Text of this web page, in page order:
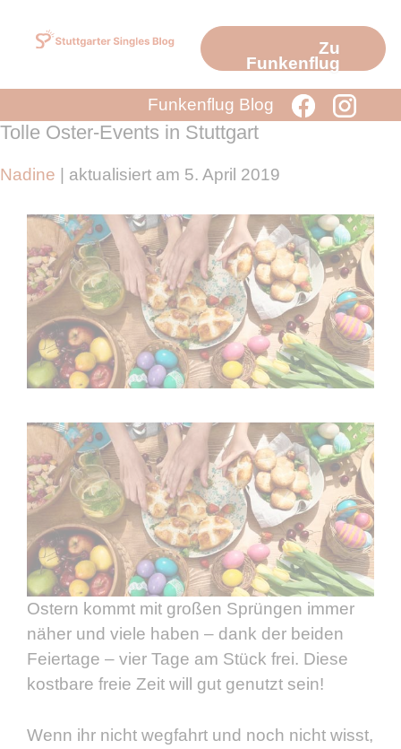
Inhalt
Zu
Funkenflug
Funkenflug Blog
Tolle Oster-Events in Stuttgart
Nadine | aktualisiert am 5. April 2019
Ostern kommt mit großen Sprüngen immer
näher und viele haben – dank der beiden
Feiertage – vier Tage am Stück frei. Diese
kostbare freie Zeit will gut genutzt sein!
Wenn ihr nicht wegfahrt und noch nicht wisst,